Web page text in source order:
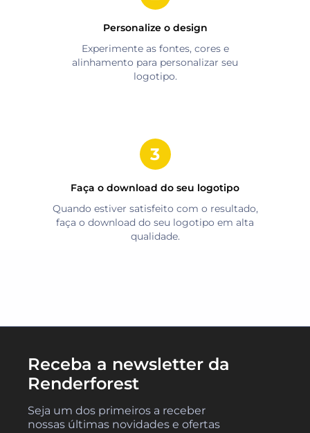
Personalize o design
Experimente as fontes, cores e
alinhamento para personalizar seu
logotipo.
Faça o download do seu logotipo
Quando estiver satisfeito com o resultado,
faça o download do seu logotipo em alta
qualidade.
Receba a newsletter da
Renderforest
Seja um dos primeiros a receber
nossas últimas novidades e ofertas